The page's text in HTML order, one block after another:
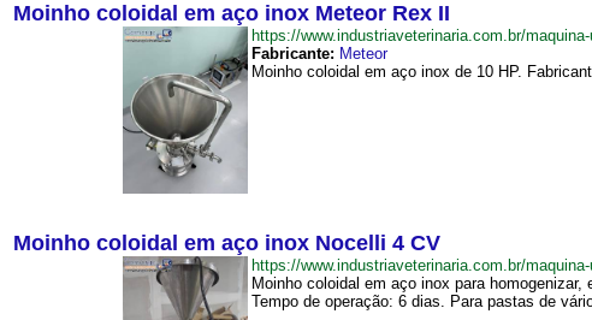
Moinho coloidal em aço inox Meteor Rex II
https://www.industriaveterinaria.com.br/
Fabricante: Meteor
Moinho coloidal em aço inox de 10 HP.
Moinho coloidal em aço inox Nocelli 4 CV
https://www.industriaveterinaria.com.br/
Moinho coloidal em aço inox para
Tempo de operação: 6 dias. Para pastas de